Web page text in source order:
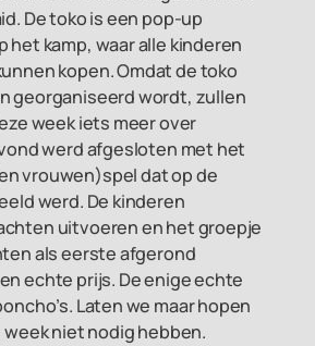
De toko is een pop-up
het kamp, waar alle kinderen
kopen. Omdat de toko
georganiseerd wordt, zullen
week iets meer over
werd afgesloten met het
vrouwen)spel dat op de
werd. De kinderen
uitvoeren en het groepje
als eerste afgerond
echte prijs. De enige echte
Laten we maar hopen
week niet nodig hebben.